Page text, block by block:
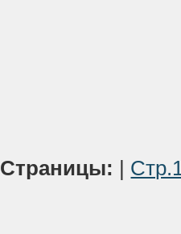
Страницы: